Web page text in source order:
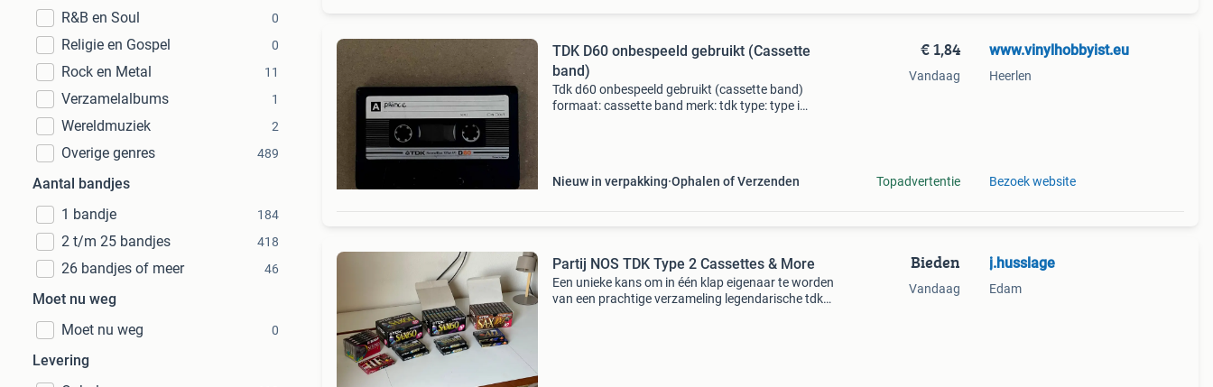
R&B en Soul 0
Religie en Gospel 0
Rock en Metal 11
Verzamelalbums 1
Wereldmuziek 2
Overige genres 489
Aantal bandjes
1 bandje
184
2 t/m 25 bandjes 418
26 bandjes of meer 46
Moet nu weg
Moet nu weg
0
Levering
TDK D60 onbespeeld gebruikt (Cassette
band)
Tdk d60 onbespeeld gebruikt (cassette band)
formaat: cassette band merk: tdk type: type i
Nieuw in verpakking Ophalen of Verzenden
€ 1,84
Vandaag
Topadvertentie
www.vinylhobbyist.eu
Heerlen
Bezoek website
Partij NOS TDK Type 2 Cassettes & More
Een unieke kans om in één klap eigenaar te worden
van een prachtige verzameling legendarische tdk
Bieden
Vandaag
j.husslage
Edam